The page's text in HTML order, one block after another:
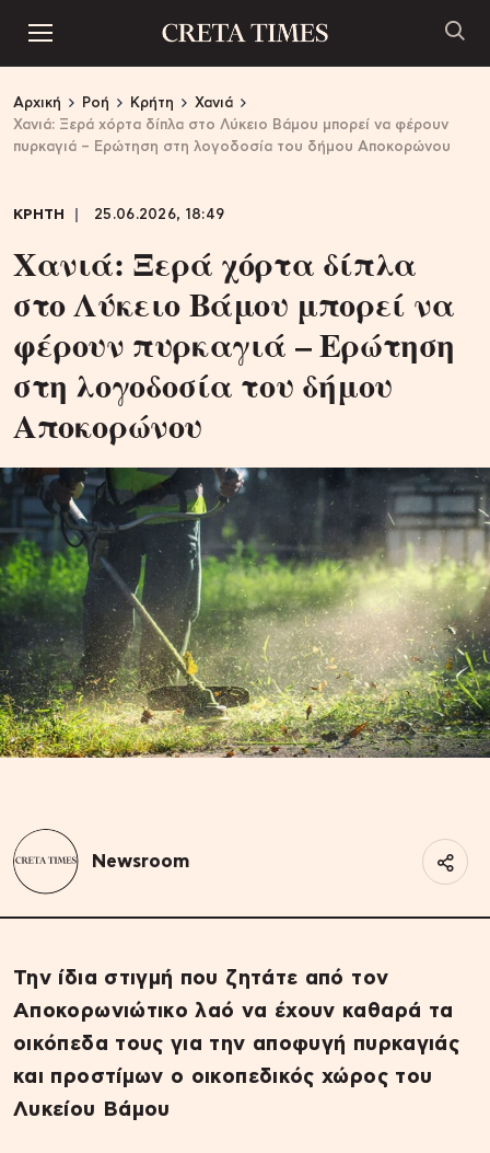
Αρχική Ροή Κρήτη
Χανιά
Χανιά: Ξερά χόρτα δίπλα στο Λύκειο Βάμου μπορεί να φέρουν
πυρκαγιά – Ερώτηση στη λογοδοσία του δήμου Αποκορώνου
ΚΡΗΤΗ 25.06.2026, 18:49
Χανιά: Ξερά χόρτα δίπλα
στο Λύκειο Βάμου μπορεί να
φέρουν πυρκαγιά – Ερώτηση
στη λογοδοσία του δήμου
Αποκορώνου
Newsroom
Την ίδια στιγμή που ζητάτε από τον
Αποκορωνιώτικο λαό να έχουν καθαρά τα
οικόπεδα τους για την αποφυγή πυρκαγιάς
και προστίμων ο οικοπεδικός χώρος του
Λυκείου Βάμου